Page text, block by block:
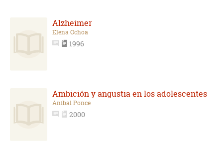
Alzheimer
Elena Ochoa
1996
Ambición y angustia en los adolescentes
Aníbal Ponce
2000